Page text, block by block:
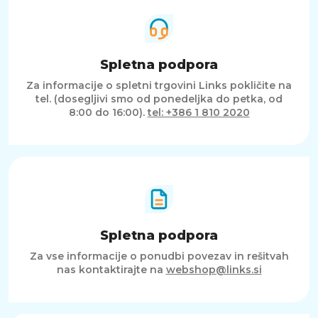
Spletna podpora
Za informacije o spletni trgovini Links pokličite na
tel. (dosegljivi smo od ponedeljka do petka, od
8:00 do 16:00).tel: +386 1 810 2020
Spletna podpora
Za vse informacije o ponudbi povezav in rešitvah
nas kontaktirajte na webshop@links.si